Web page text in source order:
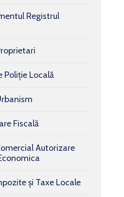
Registrul
Poliție Locală
Fiscală
Autorizare
și Taxe Locale